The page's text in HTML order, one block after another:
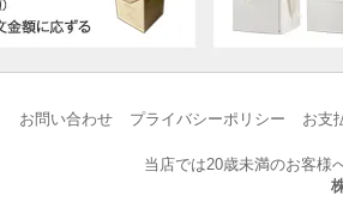
お問い合わせ プライバシーポリシー お支
当店では20歳未満のお客様